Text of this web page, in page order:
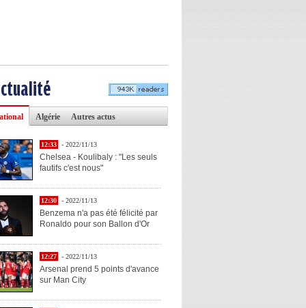
Algérie Autres actus
12:33 - 2022/11/13
Chelsea - Koulibaly : "Les seuls
fautifs c'est nous"
12:30 - 2022/11/13
Benzema n'a pas été félicité par
Ronaldo pour son Ballon d'Or
12:27 - 2022/11/13
Arsenal prend 5 points d'avance
sur Man City